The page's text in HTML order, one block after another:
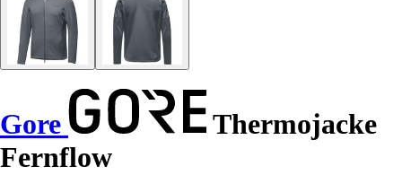
Gore
Thermojacke
Fernflow